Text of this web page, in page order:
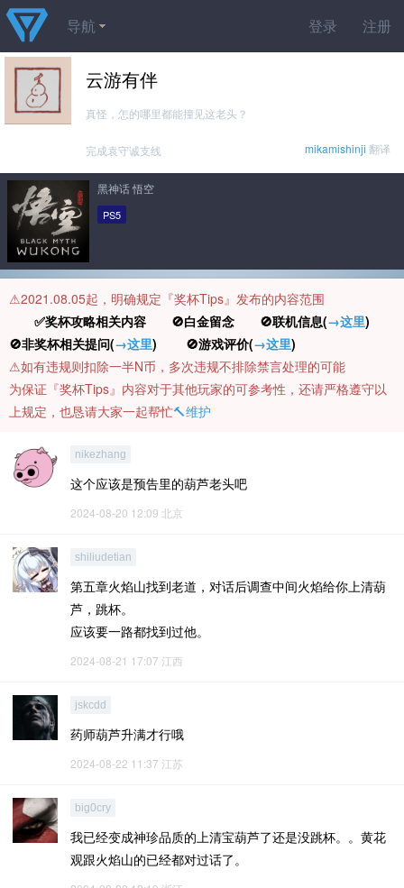
登录 注册
导航
云游有伴
真怪，怎的哪里都能撞见这老头？
mikamishinji 翻译
完成袁守诚支线
黑神话 悟空
PS5
⚠️2021.08.05起，明确规定『奖杯Tips』发布的内容范围
✅奖杯攻略相关内容 🚫白金留念 🚫联机信息(→这里)
🚫非奖杯相关提问(→这里) 🚫游戏评价(→这里)
⚠️如有违规则扣除一半N币，多次违规不排除禁言处理的可能
为保证『奖杯Tips』内容对于其他玩家的可参考性，还请严格遵守以
上规定，也恳请大家一起帮忙🔨维护
nikezhang
这个应该是预告里的葫芦老头吧
2024-08-20 12:09 北京
shiliudetian
第五章火焰山找到老道，对话后调查中间火焰给你上清葫
芦，跳杯。
应该要一路都找到过他。
2024-08-21 17:07 江西
jskcdd
药师葫芦升满才行哦
2024-08-22 11:37 江苏
big0cry
我已经变成神珍品质的上清宝葫芦了还是没跳杯。。黄花
观跟火焰山的已经都对过话了。